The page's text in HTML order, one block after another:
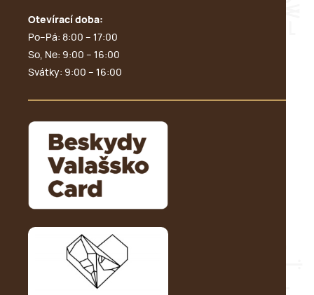
Otevírací doba:
Po–Pá: 8:00 – 17:00
So, Ne: 9:00 – 16:00
Svátky: 9:00 – 16:00